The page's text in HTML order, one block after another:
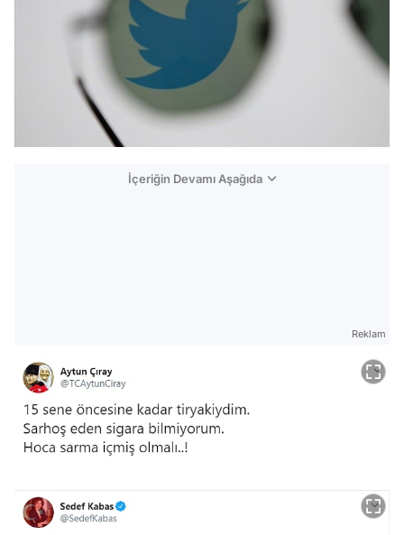
İçeriğin Devamı Aşağıda
Reklam